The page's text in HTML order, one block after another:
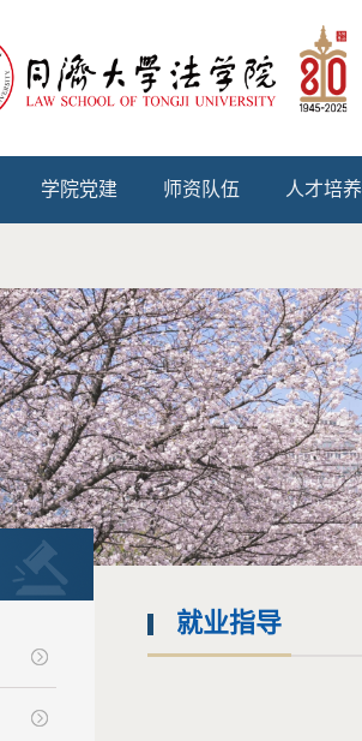
学院党建 师资队伍 人才培养
就业指导